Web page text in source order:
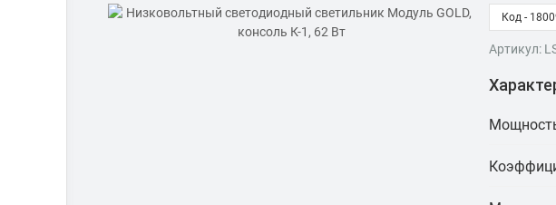
Код -
Артикул: